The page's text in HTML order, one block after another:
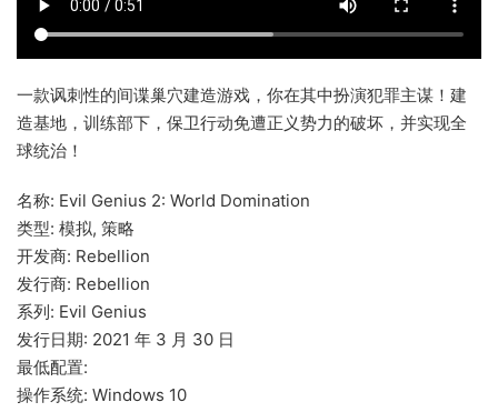
一款讽刺性的间谍巢穴建造游戏，你在其中扮演犯罪主谋！建
造基地，训练部下，保卫行动免遭正义势力的破坏，并实现全
球统治！
名称: Evil Genius 2: World Domination
类型: 模拟, 策略
开发商: Rebellion
发行商: Rebellion
系列: Evil Genius
发行日期: 2021 年 3 月 30 日
最低配置:
操作系统: Windows 10